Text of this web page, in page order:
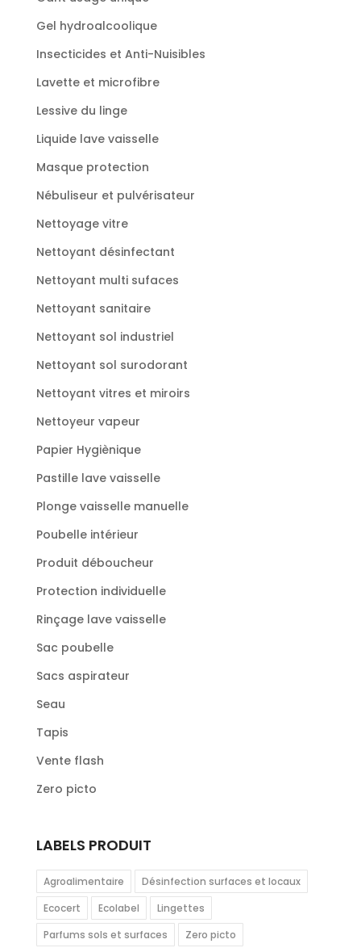
Gel hydroalcoolique
Insecticides et Anti-Nuisibles
Lavette et microfibre
Lessive du linge
Liquide lave vaisselle
Masque protection
Nébuliseur et pulvérisateur
Nettoyage vitre
Nettoyant désinfectant
Nettoyant multi sufaces
Nettoyant sanitaire
Nettoyant sol industriel
Nettoyant sol surodorant
Nettoyant vitres et miroirs
Nettoyeur vapeur
Papier Hygiènique
Pastille lave vaisselle
Plonge vaisselle manuelle
Poubelle intérieur
Produit déboucheur
Protection individuelle
Rinçage lave vaisselle
Sac poubelle
Sacs aspirateur
Seau
Tapis
Vente flash
Zero picto
LABELS PRODUIT
Agroalimentaire
Désinfection surfaces et locaux
Ecocert
Ecolabel
Lingettes
Parfums sols et surfaces
Zero picto